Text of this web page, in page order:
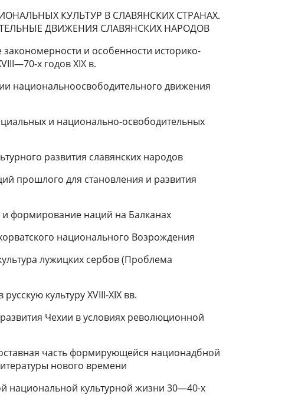
КУЛЬТУР В СЛАВЯНСКИХ СТРАНАХ.
ДВИЖЕНИЯ СЛАВЯНСКИХ НАРОДОВ
и особенности историко-
х годов XIX в.
национально­освободительного движения
и на­ционально-освободительных
разви­тия славянских народов
прошлого для становления и развития
и формирова­ние наций на Балканах
на­ционального Возрождения
лужиц­ких сербов (Проблема
культуру XVIII-XIX вв.
Чехии в условиях революционной
часть формирующейся национадбной
нового времени
национальной культурной жизни 30—40-х